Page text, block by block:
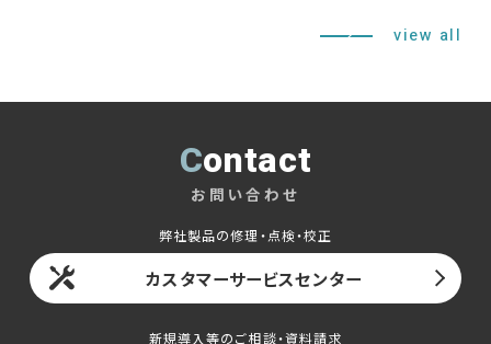
view all
Contact
お問い合わせ
弊社製品の修理・点検・校正
カスタマーサービスセンター
新規導入等のご相談・資料請求